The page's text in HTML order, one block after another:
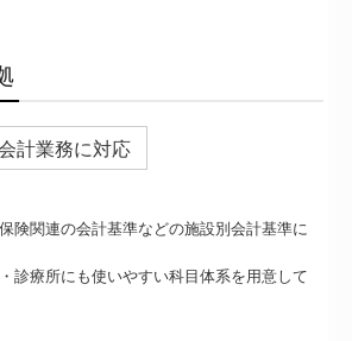
計業務に対応
険関連の会計基準などの施設別会計基準に
診療所にも使いやすい科目体系を用意して